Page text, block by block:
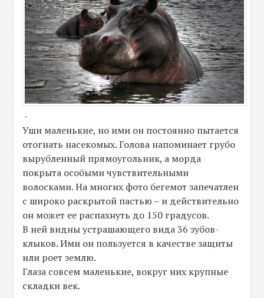
-
Уши маленькие, но ими он постоянно пытается
отогнать насекомых. Голова напоминает грубо
вырубленный прямоугольник, а морда
покрыта особыми чувствительными
волосками. На многих фото бегемот запечатлен
с широко раскрытой пастью – и действительно
он может ее распахнуть до 150 градусов.
В ней видны устрашающего вида 36 зубов-
клыков. Ими он пользуется в качестве защиты
или роет землю.
Глаза совсем маленькие, вокруг них крупные
складки век.